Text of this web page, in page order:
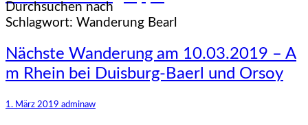
Durchsuchen nach
Schlagwort: Wanderung Bearl
Nächste
Wanderung
am
–
Nächste Wanderung am 10.03.2019 – A
m Rhein bei Duisburg-Baerl und Orsoy
1. März 2019 adminaw